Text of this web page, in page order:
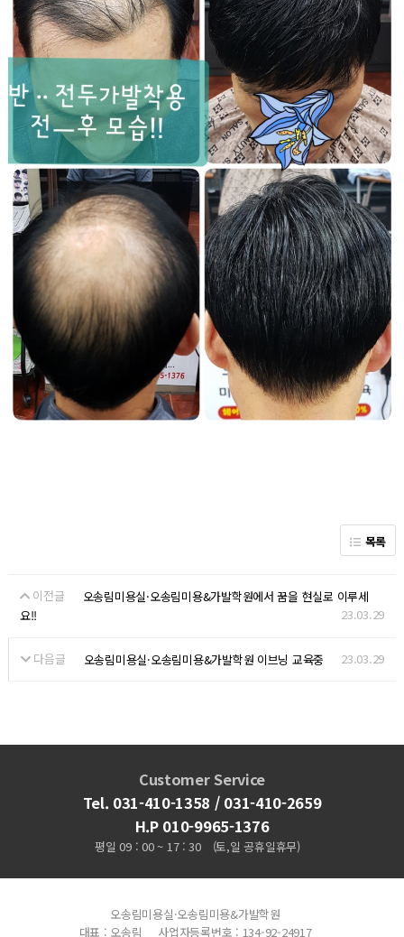
목록
이전글
오송림미용실·오송림미용&가발학원에서 꿈을 현실로 이루세
요!!
23.03.29
다음글 오송림미용실·오송림미용&가발학원 이브닝 교육중 23.03.29
Customer Service
Tel. 031-410-1358 / 031-410-2659
H.P 010-9965-1376
평일 09 : 00 ~ 17 : 30 (토,일 공휴일휴무)
오송림미용실·오송림미용&가발학원
대표 : 오송림
사업자등록번호 : 134-92-24917